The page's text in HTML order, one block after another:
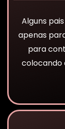
Alguns
apenas
para
colocando